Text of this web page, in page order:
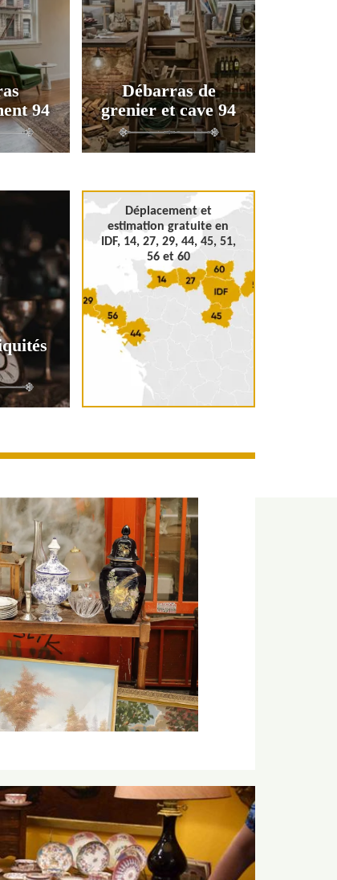
94
Débarras de
grenier et cave 94
Déplacement et
estimation gratuite en
IDF, 14, 27, 29, 44, 45, 51,
56 et 60